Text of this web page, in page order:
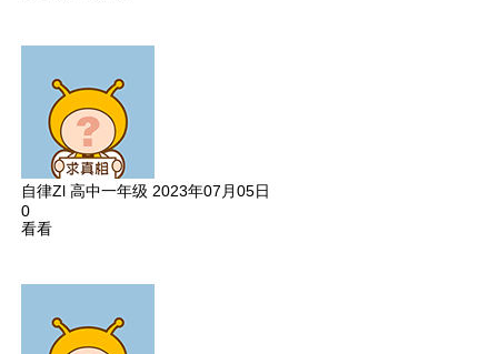
自律Zl 高中一年级 2023年07月05日
0
看看